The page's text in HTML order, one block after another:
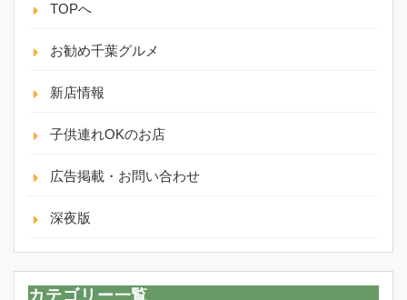
TOPへ
お勧め千葉グルメ
新店情報
子供連れOKのお店
広告掲載・お問い合わせ
深夜版
カテゴリー一覧